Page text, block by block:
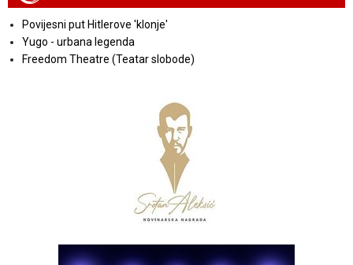
Povijesni put Hitlerove 'klonje'
Yugo - urbana legenda
Freedom Theatre (Teatar slobode)